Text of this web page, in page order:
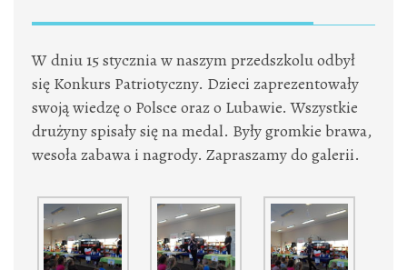
W dniu 15 stycznia w naszym przedszkolu odbył
się Konkurs Patriotyczny. Dzieci zaprezentowały
swoją wiedzę o Polsce oraz o Lubawie. Wszystkie
drużyny spisały się na medal. Były gromkie brawa,
wesoła zabawa i nagrody. Zapraszamy do galerii.